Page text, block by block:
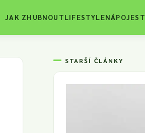
JAK ZHUBNOUTLIFESTYLENÁPOJE
STARŠÍ ČLÁNKY